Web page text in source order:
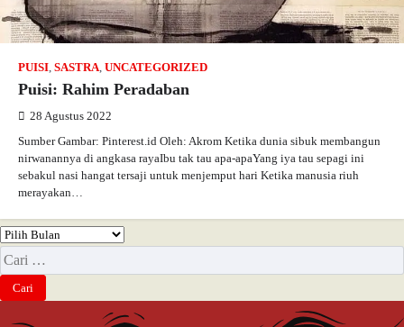
PUISI, SASTRA, UNCATEGORIZED
Puisi: Rahim Peradaban
28 Agustus 2022
Sumber Gambar: Pinterest.id Oleh: Akrom Ketika dunia sibuk membangun
nirwanannya di angkasa rayaIbu tak tau apa-apaYang iya tau sepagi ini
sebakul nasi hangat tersaji untuk menjemput hari Ketika manusia riuh
merayakan…